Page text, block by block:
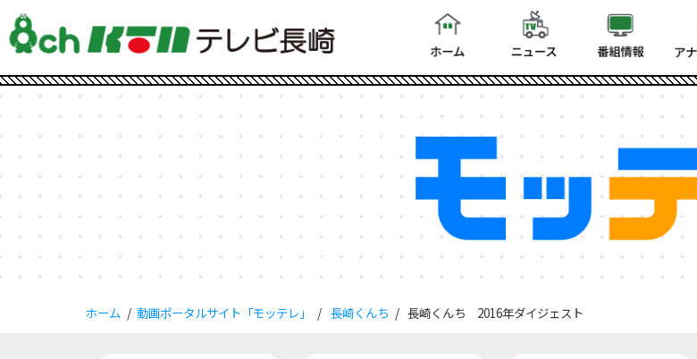
ホーム 動画ポータルサイト「モッテレ」 長崎くんち 長崎くんち 2016年ダイジェスト